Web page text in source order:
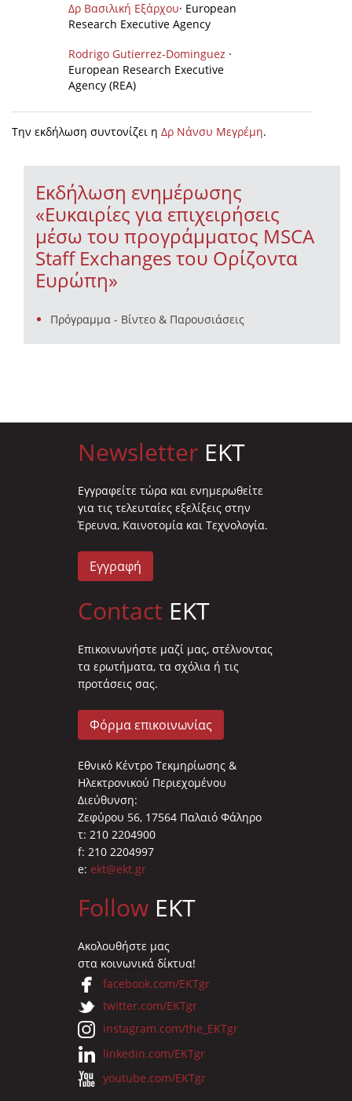
Δρ Βασιλική Εξάρχου· European
Research Executive Agency
Rodrigo Gutierrez-Dominguez ·
European Research Executive
Agency (REA)
Την εκδήλωση συντονίζει η Δρ Νάνσυ Μεγρέμη.
Εκδήλωση ενημέρωσης
«Ευκαιρίες για επιχειρήσεις
μέσω του προγράμματος MSCA
Staff Exchanges του Ορίζοντα
Ευρώπη»
Πρόγραμμα - Βίντεο & Παρουσιάσεις
Newsletter EKT
Eγγραφείτε τώρα και ενημερωθείτε
για τις τελευταίες εξελίξεις στην
Έρευνα, Καινοτομία και Τεχνολογία.
Εγγραφή
Contact EKT
Επικοινωνήστε μαζί μας, στέλνοντας
τα ερωτήματα, τα σχόλια ή τις
προτάσεις σας.
Φόρμα επικοινωνίας
Εθνικό Κέντρο Τεκμηρίωσης &
Ηλεκτρονικού Περιεχομένου
Διεύθυνση:
Ζεφύρου 56, 17564 Παλαιό Φάληρο
τ: 210 2204900
f: 210 2204997
e: ekt@ekt.gr
Follow EKT
Ακολουθήστε μας
στα κοινωνικά δίκτυα!
facebook.com/EKTgr
twitter.com/EKTgr
instagram.com/the_EKTgr
linkedin.com/EKTgr
youtube.com/EKTgr